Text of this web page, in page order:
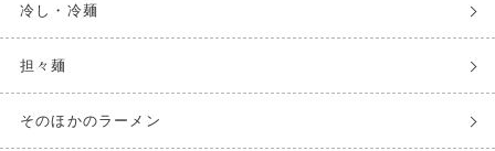
冷し・冷麺
担々麺
そのほかのラーメン